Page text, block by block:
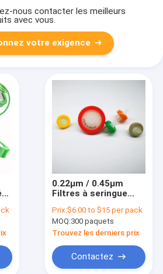
nous contacter les meilleurs
avec vous.
votre exigence
0.22μm / 0.45μm
Filtres à seringue
PTFE pour le
préfiltrage des
échantillons HPLC et
GC 13/25/33mm
Prix:$6.00 to $15 per pack
MOQ:300 paquets
Trouvez les derniers prix
Contactez